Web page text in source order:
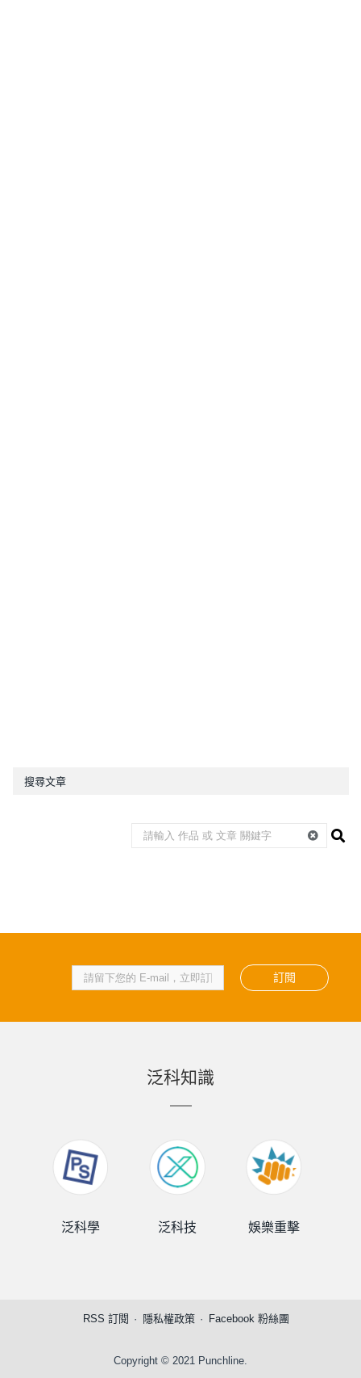
搜尋文章
訂閱
泛科知識
泛科學 泛科技 娛樂重擊
RSS 訂閱 隱私權政策 Facebook 粉絲團
Copyright © 2021 Punchline.